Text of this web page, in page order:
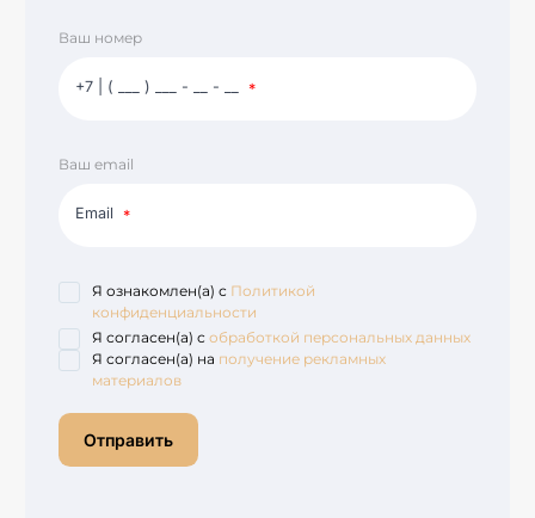
Ваш номер
+7 | ( ___ ) ___ - __ - __
Ваш email
Email
Я ознакомлен(а) с Политикой
конфиденциальности
Я согласен(а) с обработкой персональных данных
Я согласен(а) на получение рекламных
материалов
Отправить